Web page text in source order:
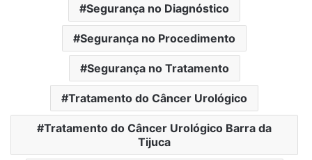
Segurança no Diagnóstico
Segurança no Procedimento
Segurança no Tratamento
Tratamento do Câncer Urológico
Tratamento do Câncer Urológico Barra da
Tijuca